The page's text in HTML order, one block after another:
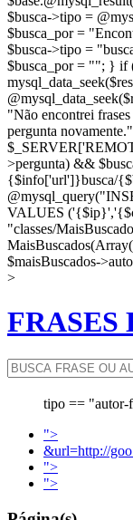
$busca->tipo =
$busca_por =
$busca->tipo =
$busca_por = ""; } if
"Não encontrei
pergunta
>pergunta) &&
{$info['url']}busca/
VALUES
"classes/
$maisBuscados-
>
FRASES
tipo == "autor-
">
&url=http://
">
">